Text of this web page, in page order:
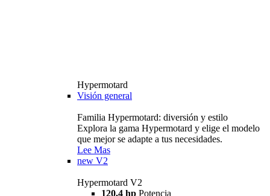
Hypermotard
Visión general
Familia Hypermotard: diversión y estilo
Explora la gama Hypermotard y elige el modelo
que mejor se adapte a tus necesidades.
Lee Mas
new V2
Hypermotard V2
120,4 hp Potencia